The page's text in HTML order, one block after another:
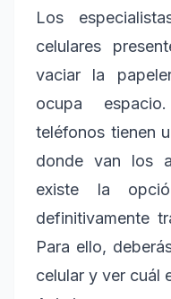
Los
celulares
vaciar la
ocupa
teléfonos tienen
donde van los
existe la
definitivamente
Para ello,
celular y ver cuál